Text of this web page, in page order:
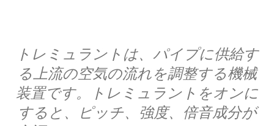
トレミュラントは、パイプに供給す
る上流の空気の流れを調整する機械
装置です。トレミュラントをオンに
すると、ピッチ、強度、倍音成分が